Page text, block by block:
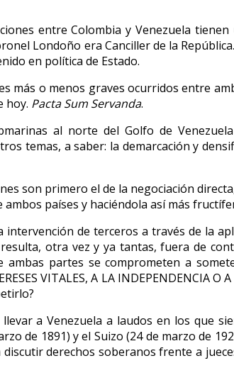
entre Colombia y Venezuela
Londoño era Canciller de la
en política de Estado.
más o menos graves ocurridos entre
hoy. Pacta Sum Servanda.
al norte del Golfo de
temas, a saber: la demarcación y
son primero el de la negociación
países y haciéndola así más
de terceros a través de la
otra vez y ya tantas, fuera de
partes se comprometen a
VITALES, A LA INDEPENDENCIA O
a Venezuela a laudos en los que
de 1891) y el Suizo (24 de marzo de
derechos soberanos frente a